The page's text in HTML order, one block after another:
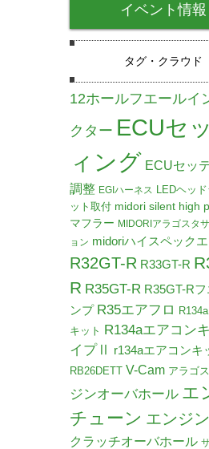
イベント情報
タグ・クラウド
12ホールフエールイ
クター ECUセ
ィング ECUセッ
調整 EGIハーネス LEDヘッ
ット取付 midori silent high
マフラー MIDORIアラゴスタ
ョン midoriハイスペック
R32GT-R R33GT-R
R R35GT-R R35GT-R
ンプ R35エアフロ
キット R134aエアコン
イプⅡ
r134aエアコンキ
RB26DETT V-Cam アラゴ
ジンオーバホール エ
チューン エンジ
クラッチオーバホール